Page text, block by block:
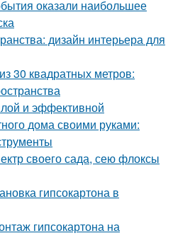
оказали наибольшее
дизайн интерьера для
30 квадратных метров:
и эффективной
дома своими руками:
своего сада, сею флоксы
гипсокартона в
гипсокартона на